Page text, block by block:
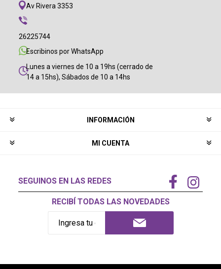
Av Rivera 3353
26225744
Escribinos por WhatsApp
Lunes a viernes de 10 a 19hs (cerrado de
14 a 15hs), Sábados de 10 a 14hs
INFORMACIÓN
MI CUENTA
SEGUINOS EN LAS REDES
RECIBÍ TODAS LAS NOVEDADES